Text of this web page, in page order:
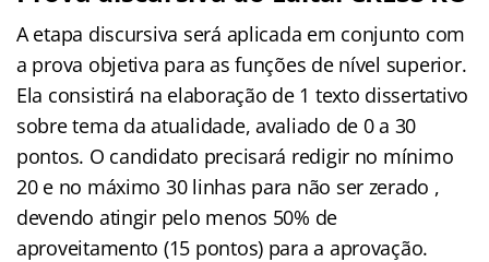
A etapa discursiva será aplicada em conjunto com
a prova objetiva para as funções de nível superior.
Ela consistirá na elaboração de 1 texto dissertativo
sobre tema da atualidade, avaliado de 0 a 30
pontos. O candidato precisará redigir no mínimo
20 e no máximo 30 linhas para não ser zerado ,
devendo atingir pelo menos 50% de
aproveitamento (15 pontos) para a aprovação.